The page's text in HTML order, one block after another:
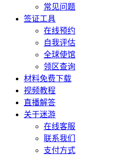
常见问题
签证工具
在线预约
自我评估
全球使馆
领区查询
材料免费下载
视频教程
直播解答
关于迷游
在线客服
联系我们
支付方式